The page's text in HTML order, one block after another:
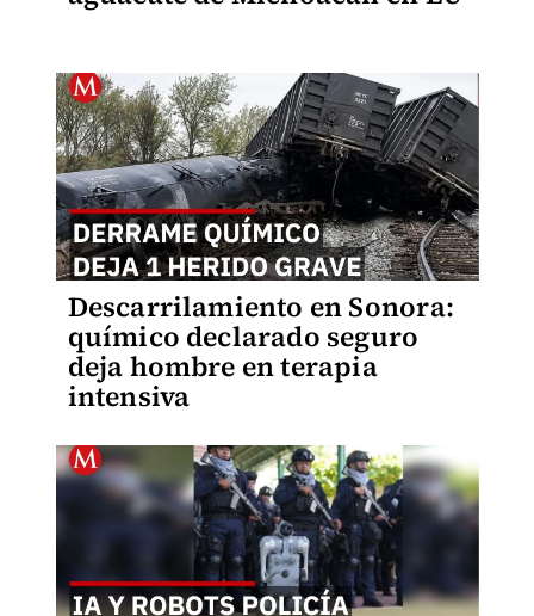
Descarrilamiento en Sonora:
químico declarado seguro
deja hombre en terapia
intensiva